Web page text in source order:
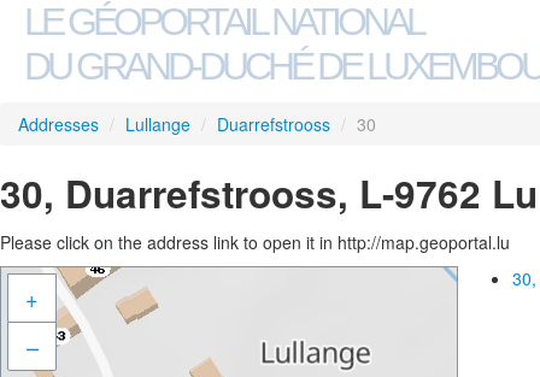
LE GÉOPORTAIL NATIONAL
DU GRAND-DUCHÉ DE
Addresses / Lullange / Duarrefstrooss / 30
30, Duarrefstrooss, L-9762
Please click on the address link to open it in http://map.geoportal.lu
+
–